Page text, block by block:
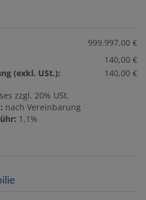
999.997,00 €
140,00 €
(exkl. USt.):
140,00 €
zzgl. 20% USt.
nach Vereinbarung
1,1%